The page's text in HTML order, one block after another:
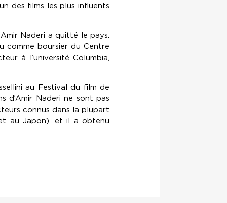
des films les plus influents
Naderi a quitté le pays.
comme boursier du Centre
à l’université Columbia,
au Festival du film de
d’Amir Naderi ne sont pas
connus dans la plupart
au Japon), et il a obtenu